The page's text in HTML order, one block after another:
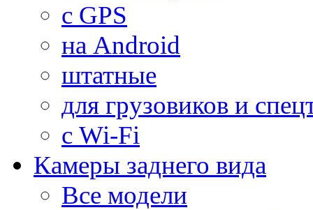
с GPS
на Android
штатные
для грузовиков и
с Wi-Fi
Камеры заднего вида
Все модели